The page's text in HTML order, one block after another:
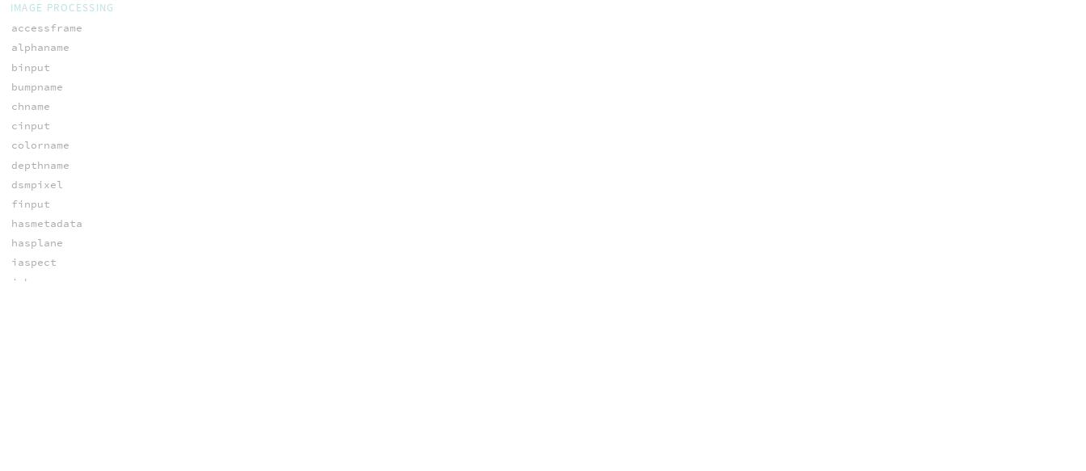
IMAGE PROCESSING
accessframe
alphaname
binput
bumpname
chname
cinput
colorname
depthname
dsmpixel
finput
hasmetadata
hasplane
iaspect
ichname